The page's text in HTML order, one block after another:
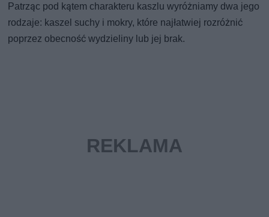
Patrząc pod kątem charakteru kaszlu wyróżniamy dwa jego
rodzaje: kaszel suchy i mokry, które najłatwiej rozróżnić
poprzez obecność wydzieliny lub jej brak.